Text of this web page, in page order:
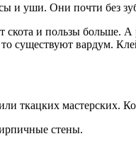
и уши. Они почти без
и пользы больше. А
существуют вардум.
мастерских.
стены.